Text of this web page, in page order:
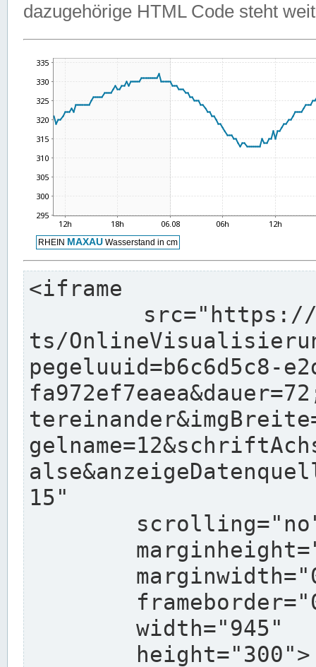
dazugehörige HTML Code steht
<iframe
ts/
pegeluuid=b6c6d5c8-
15"